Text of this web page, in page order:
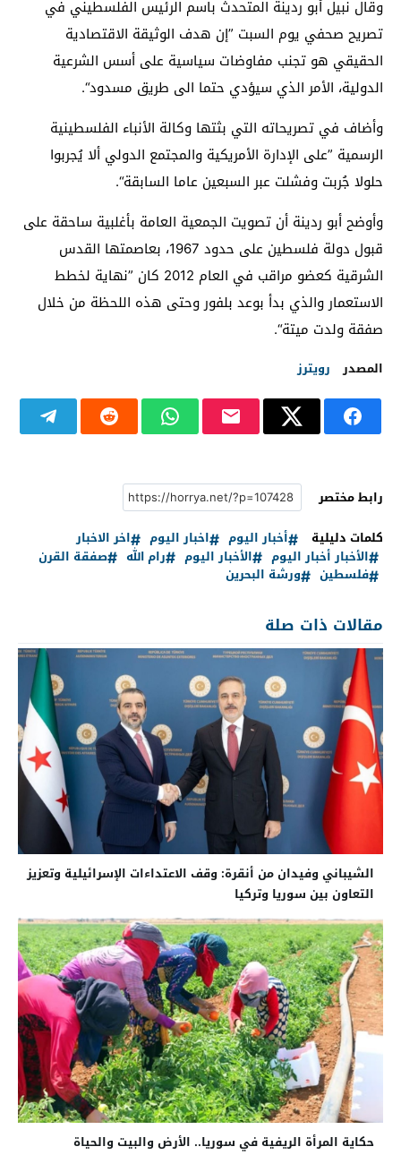
وقال نبيل أبو ردينة المتحدث باسم الرئيس الفلسطيني في
تصريح صحفي يوم السبت ”إن هدف الوثيقة الاقتصادية
الحقيقي هو تجنب مفاوضات سياسية على أسس الشرعية
الدولية، الأمر الذي سيؤدي حتما الى طريق مسدود“.
وأضاف في تصريحاته التي بثتها وكالة الأنباء الفلسطينية
الرسمية ”على الإدارة الأمريكية والمجتمع الدولي ألا يُجربوا
حلولا جُربت وفشلت عبر السبعين عاما السابقة“.
وأوضح أبو ردينة أن تصويت الجمعية العامة بأغلبية ساحقة على
قبول دولة فلسطين على حدود 1967، بعاصمتها القدس
الشرقية كعضو مراقب في العام 2012 كان ”نهاية لخطط
الاستعمار والذي بدأ بوعد بلفور وحتى هذه اللحظة من خلال
صفقة ولدت ميتة“.
المصدر رويترز
رابط مختصر
كلمات دليلية
أخبار اليوم اخبار اليوم
اخر الاخبار
الأخبار أخبار اليوم
الأخبار اليوم رام الله
صفقة القرن
فلسطين
ورشة البحرين
مقالات ذات صلة
الشيباني وفيدان من أنقرة: وقف الاعتداءات الإسرائيلية وتعزيز
التعاون بين سوريا وتركيا
حكاية المرأة الريفية في سوريا.. الأرض والبيت والحياة